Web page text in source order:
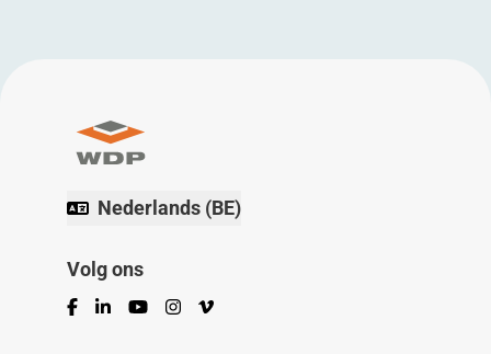
Nederlands (BE)
Volg ons
Facebook
LinkedInYouTubeInstagram
Vimeo